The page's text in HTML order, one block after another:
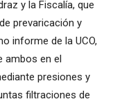
y la Fiscalía, que
prevaricación y
informe de la UCO,
ambos en el
presiones y
filtraciones de